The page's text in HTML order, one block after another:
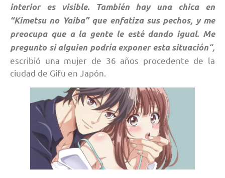
interior es visible. También hay una chica en
“Kimetsu no Yaiba” que enfatiza sus pechos, y me
preocupa que a la gente le esté dando igual. Me
pregunto si alguien podría exponer esta situación“,
escribió una mujer de 36 años procedente de la
ciudad de Gifu en Japón.